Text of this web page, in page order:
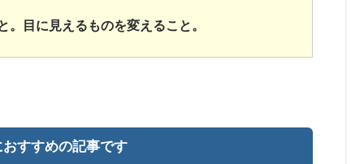
目に見えるものを変えること。
すすめの記事です